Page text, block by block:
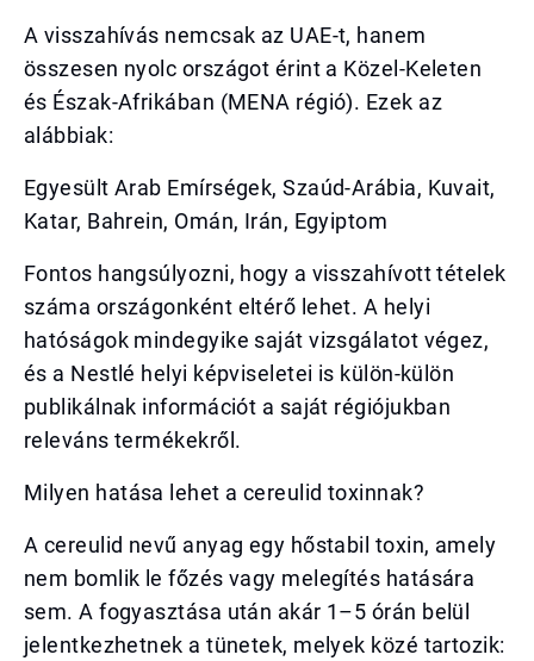
A visszahívás nemcsak az UAE-t, hanem
összesen nyolc országot érint a Közel-Keleten
és Észak-Afrikában (MENA régió). Ezek az
alábbiak:
Egyesült Arab Emírségek, Szaúd-Arábia, Kuvait,
Katar, Bahrein, Omán, Irán, Egyiptom
Fontos hangsúlyozni, hogy a visszahívott tételek
száma országonként eltérő lehet. A helyi
hatóságok mindegyike saját vizsgálatot végez,
és a Nestlé helyi képviseletei is külön-külön
publikálnak információt a saját régiójukban
releváns termékekről.
Milyen hatása lehet a cereulid toxinnak?
A cereulid nevű anyag egy hőstabil toxin, amely
nem bomlik le főzés vagy melegítés hatására
sem. A fogyasztása után akár 1–5 órán belül
jelentkezhetnek a tünetek, melyek közé tartozik: